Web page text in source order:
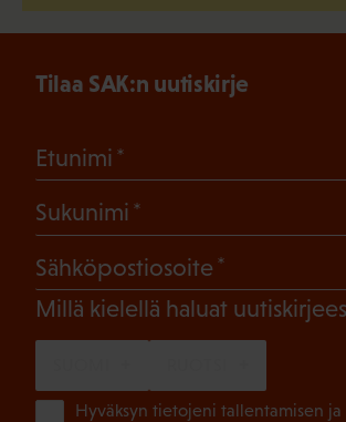
Tilaa SAK:n uutiskirje
Etunimi
Sukunimi
Sähköpostiosoite
Millä kielellä haluat
Hyväksyn tietojeni tallentamisen ja